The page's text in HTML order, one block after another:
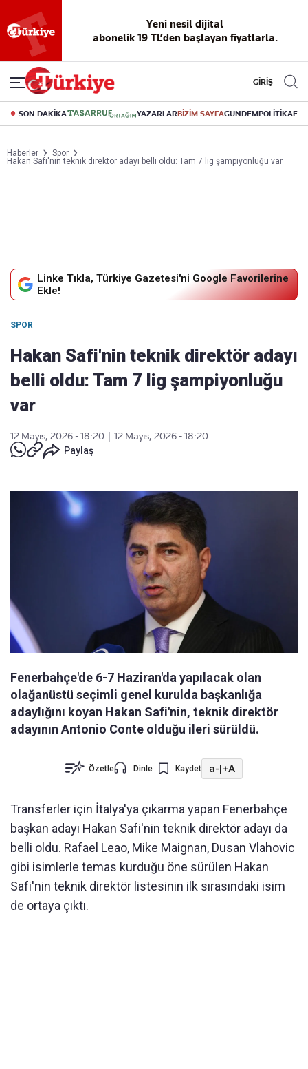
Yeni nesil dijital
abonelik 19 TL’den başlayan fiyatlarla.
GİRİŞ
SON DAKİKA YAZARLARBİZİM SAYFAGÜNDEMPOLİTİKA
Haberler
Spor
Hakan Safi'nin teknik direktör adayı belli oldu: Tam 7 lig şampiyonluğu var
Linke Tıkla, Türkiye Gazetesi'ni Google Favorilerine
Ekle!
SPOR
Hakan Safi'nin teknik direktör adayı
belli oldu: Tam 7 lig şampiyonluğu
var
12 Mayıs, 2026 - 18:20
12 Mayıs, 2026 - 18:20
Paylaş
Fenerbahçe'de 6-7 Haziran'da yapılacak olan
olağanüstü seçimli genel kurulda başkanlığa
adaylığını koyan Hakan Safi'nin, teknik direktör
adayının Antonio Conte olduğu ileri sürüldü.
Özetle Dinle Kaydet a-|+A
Transferler için İtalya'ya çıkarma yapan Fenerbahçe
başkan adayı Hakan Safi'nin teknik direktör adayı da
belli oldu. Rafael Leao, Mike Maignan, Dusan Vlahovic
gibi isimlerle temas kurduğu öne sürülen Hakan
Safi'nin teknik direktör listesinin ilk sırasındaki isim
de ortaya çıktı.